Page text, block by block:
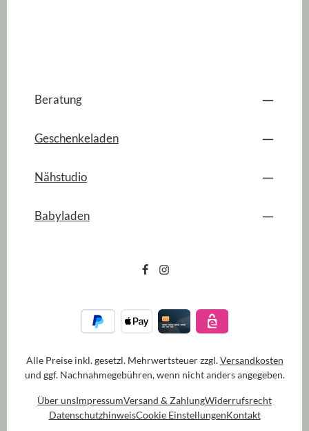
Beratung
Geschenkeladen
Nähstudio
Babyladen
Alle Preise inkl. gesetzl. Mehrwertsteuer zzgl.Versandkosten
und ggf. Nachnahmegebühren, wenn nicht anders angegeben.
Über unsImpressumVersand & ZahlungWiderrufsrecht
DatenschutzhinweisCookie EinstellungenKontakt